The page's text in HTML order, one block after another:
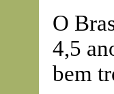
O
4,5
bem